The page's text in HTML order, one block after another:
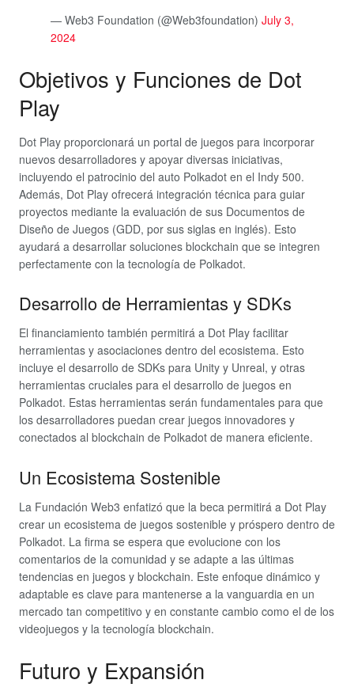
— Web3 Foundation (@Web3foundation) July 3,
2024
Objetivos y Funciones de Dot
Play
Dot Play proporcionará un portal de juegos para incorporar
nuevos desarrolladores y apoyar diversas iniciativas,
incluyendo el patrocinio del auto Polkadot en el Indy 500.
Además, Dot Play ofrecerá integración técnica para guiar
proyectos mediante la evaluación de sus Documentos de
Diseño de Juegos (GDD, por sus siglas en inglés). Esto
ayudará a desarrollar soluciones blockchain que se integren
perfectamente con la tecnología de Polkadot.
Desarrollo de Herramientas y SDKs
El financiamiento también permitirá a Dot Play facilitar
herramientas y asociaciones dentro del ecosistema. Esto
incluye el desarrollo de SDKs para Unity y Unreal, y otras
herramientas cruciales para el desarrollo de juegos en
Polkadot. Estas herramientas serán fundamentales para que
los desarrolladores puedan crear juegos innovadores y
conectados al blockchain de Polkadot de manera eficiente.
Un Ecosistema Sostenible
La Fundación Web3 enfatizó que la beca permitirá a Dot Play
crear un ecosistema de juegos sostenible y próspero dentro de
Polkadot. La firma se espera que evolucione con los
comentarios de la comunidad y se adapte a las últimas
tendencias en juegos y blockchain. Este enfoque dinámico y
adaptable es clave para mantenerse a la vanguardia en un
mercado tan competitivo y en constante cambio como el de los
videojuegos y la tecnología blockchain.
Futuro y Expansión